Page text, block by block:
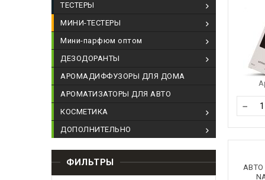
ТЕСТЕРЫ
МИНИ-ТЕСТЕРЫ
Мини-парфюм оптом
ДЕЗОДОРАНТЫ
АРОМАДИФФУЗОРЫ ДЛЯ ДОМА
АРОМАТИЗАТОРЫ ДЛЯ АВТО
КОСМЕТИКА
ДОПОЛНИТЕЛЬНО
ФИЛЬТРЫ
−
АВТО